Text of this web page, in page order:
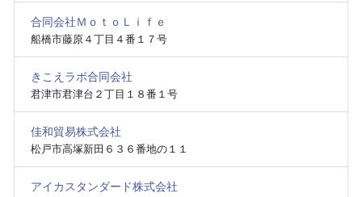
合同会社ＭｏｔｏＬｉｆｅ
船橋市藤原４丁目４番１７号
きこえラボ合同会社
君津市君津台２丁目１８番１号
佳和貿易株式会社
松戸市高塚新田６３６番地の１１
アイカスタンダード株式会社